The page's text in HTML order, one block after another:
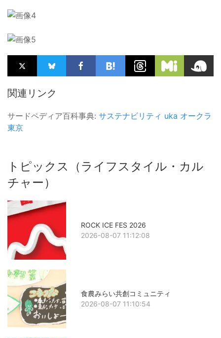
関連リンク
サードペディア百科事典: サステナビリティ uka オークラ
東京
トピックス（ライフスタイル・カル
チャー）
ROCK ICE FES 2026
2026-08-07 11:12:08
食農みらい共創コミュニティ
2026-08-07 11:10:54